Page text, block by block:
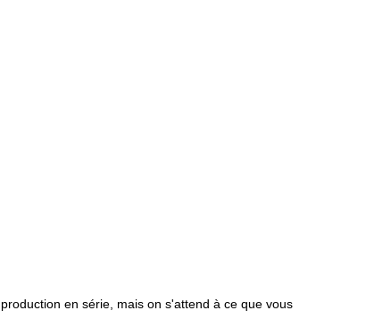
en série, mais on s'attend à ce que vous